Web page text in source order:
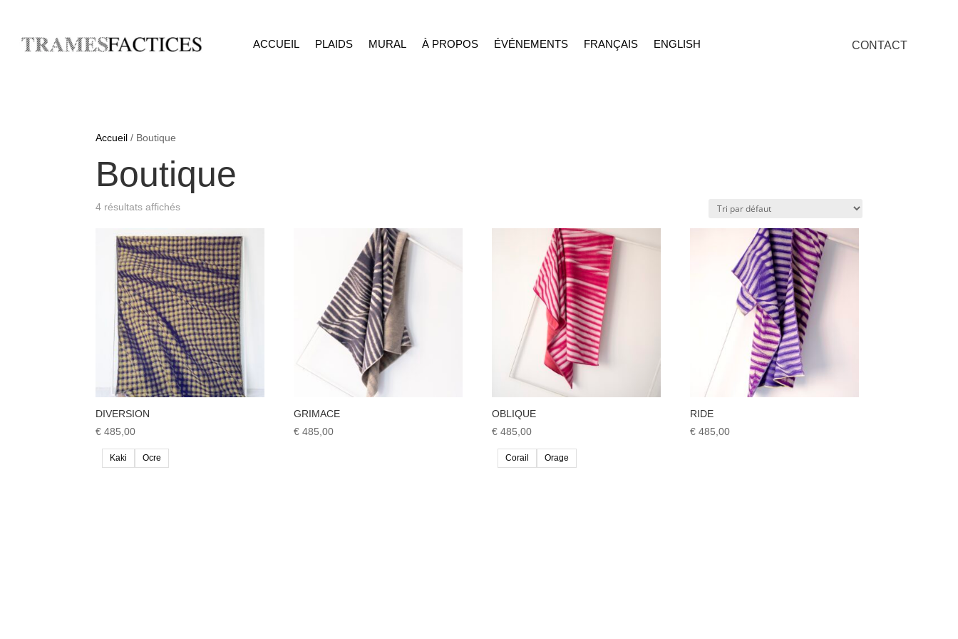
ACCUEIL PLAIDS MURAL À PROPOS ÉVÉNEMENTS FRANÇAIS ENGLISH CONTACT
Accueil / Boutique
Boutique
4 résultats affichés
DIVERSION
€ 485,00
Kaki Ocre
GRIMACE
€ 485,00
OBLIQUE
€ 485,00
Corail Orage
RIDE
€ 485,00